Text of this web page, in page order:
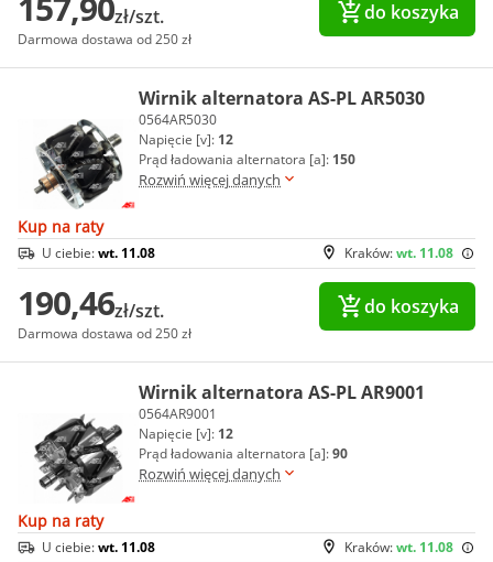
zł/szt.
Darmowa dostawa od 250 zł
do koszyka
Wirnik alternatora AS-PL AR5030
0564AR5030
Napięcie [v]: 12
Prąd ładowania alternatora [a]: 150
Rozwiń więcej danych
Kup na raty
Kraków:wt. 11.08
U ciebie:wt. 11.08
190,46zł/szt.
Darmowa dostawa od 250 zł
do koszyka
Wirnik alternatora AS-PL AR9001
0564AR9001
Napięcie [v]: 12
Prąd ładowania alternatora [a]:90
Rozwiń więcej danych
Kup na raty
Kraków:wt. 11.08
U ciebie:wt. 11.08